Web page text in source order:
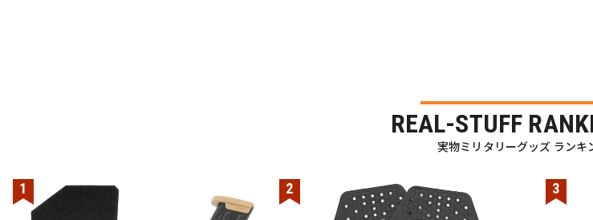
REAL-STUFF
実物ミリタリーグッズ ランキ